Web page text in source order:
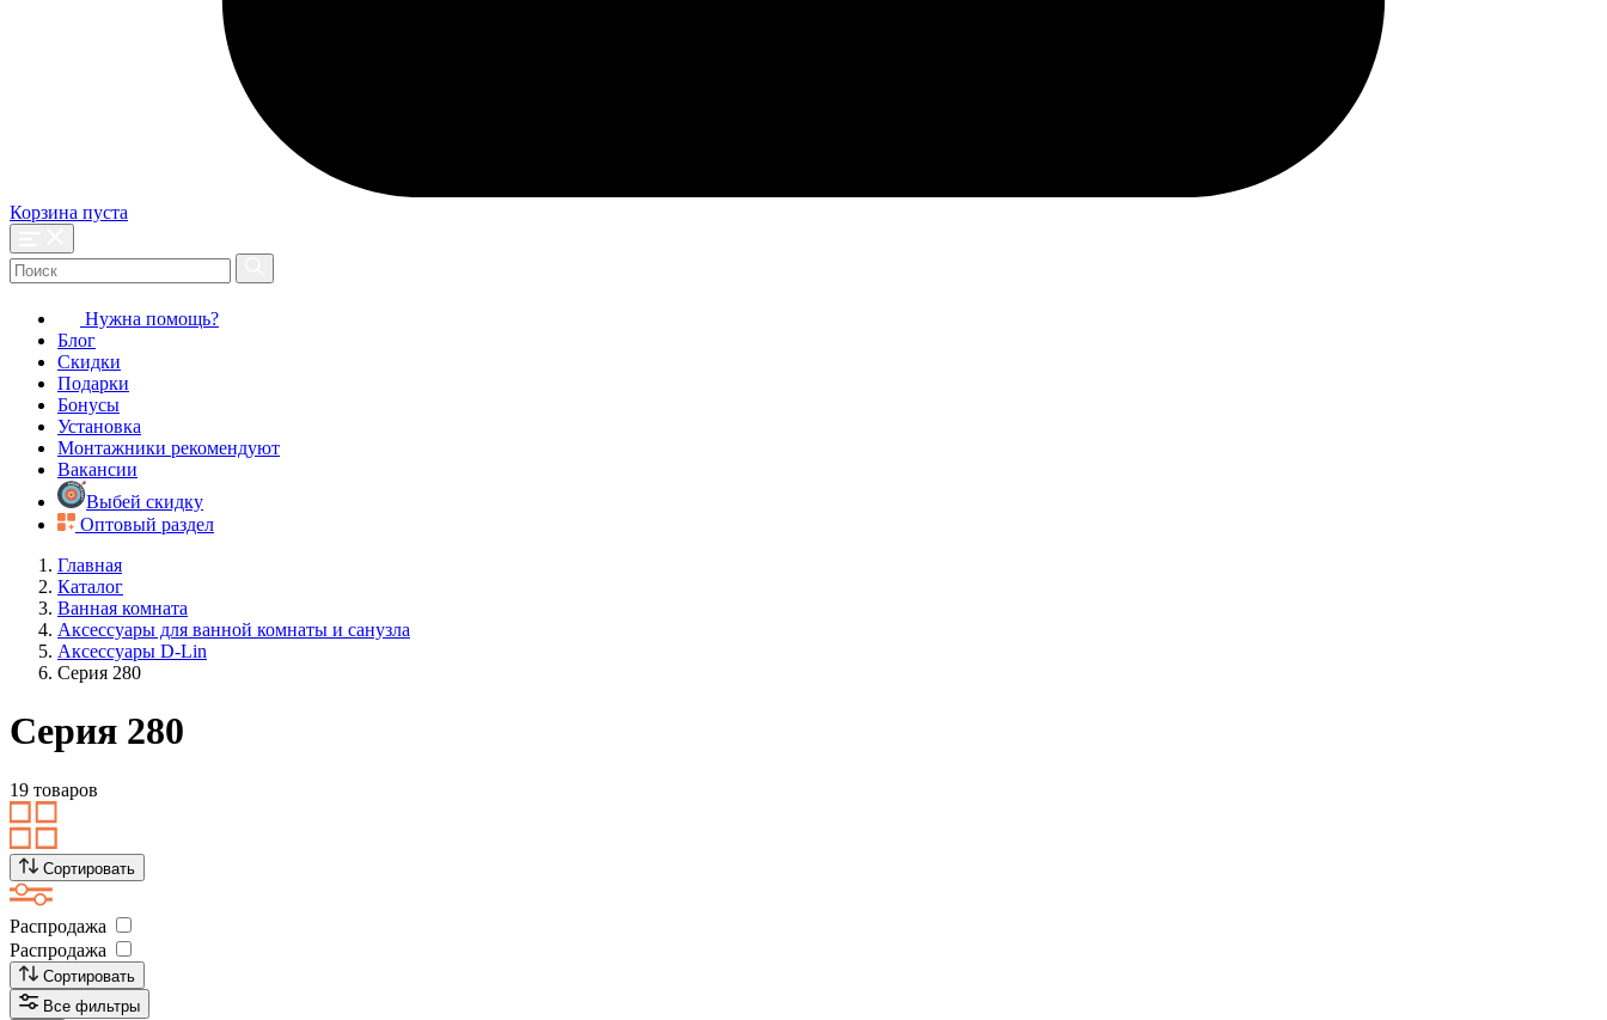
Корзина пуста
Нужна помощь?
Блог
Скидки
Подарки
Бонусы
Установка
Монтажники рекомендуют
Вакансии
Выбей скидку
Оптовый раздел
Главная
Каталог
Ванная комната
Аксессуары для ванной комнаты и санузла
Аксессуары D-Lin
Серия 280
Серия 280
19 товаров
Сортировать
Распродажа
Распродажа
Сортировать
Все фильтры